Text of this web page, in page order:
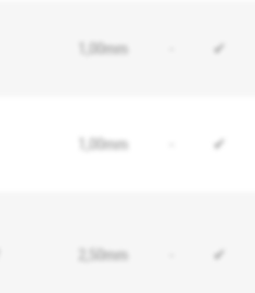
1,00mm ✔
1,00mm ✔
2,50mm ✔